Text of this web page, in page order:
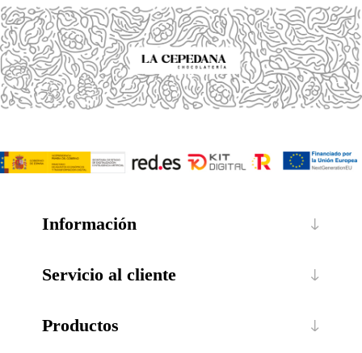
Información
Servicio al cliente
Productos